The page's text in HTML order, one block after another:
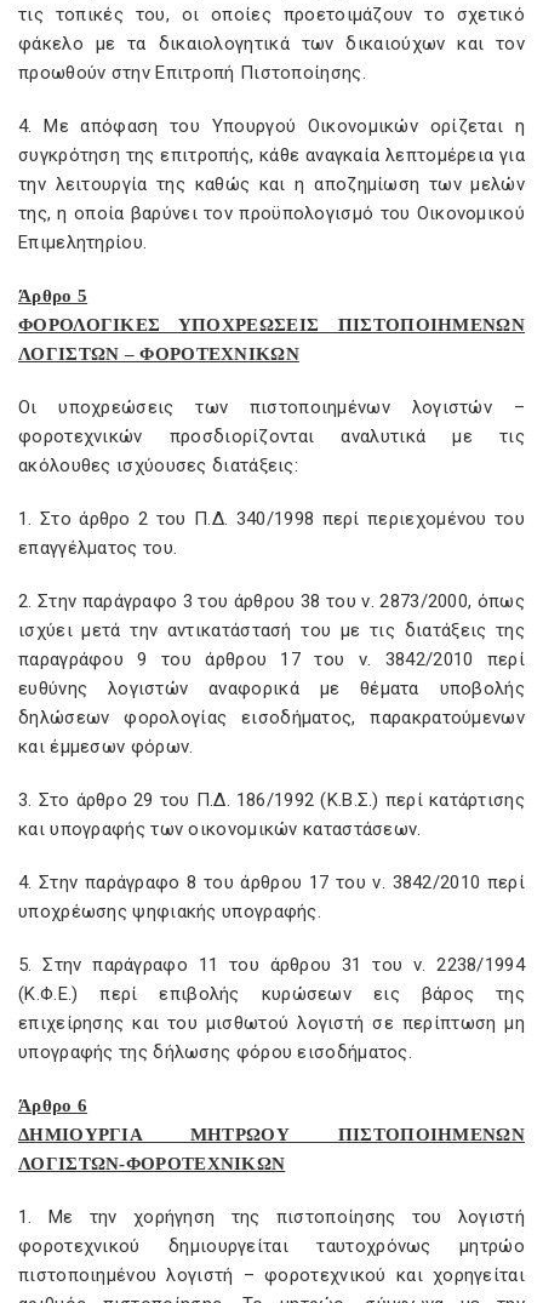
τις τοπικές του, οι οποίες προετοιμάζουν το σχετικό
φάκελο με τα δικαιολογητικά των δικαιούχων και τον
προωθούν στην Επιτροπή Πιστοποίησης.
4. Με απόφαση του Υπουργού Οικονομικών ορίζεται η
συγκρότηση της επιτροπής, κάθε αναγκαία λεπτομέρεια για
την λειτουργία της καθώς και η αποζημίωση των μελών
της, η οποία βαρύνει τον προϋπολογισμό του Οικονομικού
Επιμελητηρίου.
Άρθρο 5
ΦΟΡΟΛΟΓΙΚΕΣ ΥΠΟΧΡΕΩΣΕΙΣ ΠΙΣΤΟΠΟΙΗΜΕΝΩΝ
ΛΟΓΙΣΤΩΝ – ΦΟΡΟΤΕΧΝΙΚΩΝ
Οι υποχρεώσεις των πιστοποιημένων λογιστών –
φοροτεχνικών προσδιορίζονται αναλυτικά με τις
ακόλουθες ισχύουσες διατάξεις:
1. Στο άρθρο 2 του Π.Δ. 340/1998 περί περιεχομένου του
επαγγέλματος του.
2. Στην παράγραφο 3 του άρθρου 38 του ν. 2873/2000, όπως
ισχύει μετά την αντικατάστασή του με τις διατάξεις της
παραγράφου 9 του άρθρου 17 του ν. 3842/2010 περί
ευθύνης λογιστών αναφορικά με θέματα υποβολής
δηλώσεων φορολογίας εισοδήματος, παρακρατούμενων
και έμμεσων φόρων.
3. Στο άρθρο 29 του Π.Δ. 186/1992 (Κ.Β.Σ.) περί κατάρτισης
και υπογραφής των οικονομικών καταστάσεων.
4. Στην παράγραφο 8 του άρθρου 17 του ν. 3842/2010 περί
υποχρέωσης ψηφιακής υπογραφής.
5. Στην παράγραφο 11 του άρθρου 31 του ν. 2238/1994
(Κ.Φ.Ε.) περί επιβολής κυρώσεων εις βάρος της
επιχείρησης και του μισθωτού λογιστή σε περίπτωση μη
υπογραφής της δήλωσης φόρου εισοδήματος.
Άρθρο 6
ΔΗΜΙΟΥΡΓΙΑ ΜΗΤΡΩΟΥ ΠΙΣΤΟΠΟΙΗΜΕΝΩΝ
ΛΟΓΙΣΤΩΝ-ΦΟΡΟΤΕΧΝΙΚΩΝ
1. Με την χορήγηση της πιστοποίησης του λογιστή
φοροτεχνικού δημιουργείται ταυτοχρόνως μητρώο
πιστοποιημένου λογιστή – φοροτεχνικού και χορηγείται